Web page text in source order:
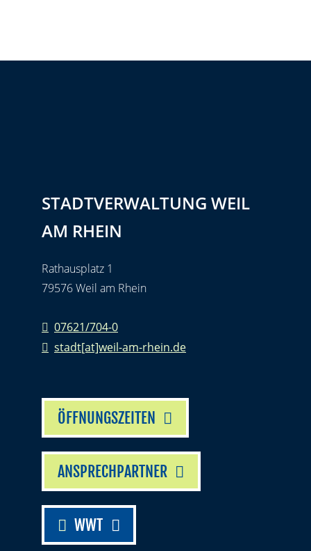
STADTVERWALTUNG WEIL
AM RHEIN
Rathausplatz 1
79576 Weil am Rhein
07621/704-0
stadt[at]weil-am-rhein.de
ÖFFNUNGSZEITEN
ANSPRECHPARTNER
WWT